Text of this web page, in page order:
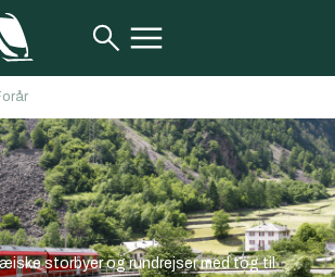
storbyer og rundrejser med tog til